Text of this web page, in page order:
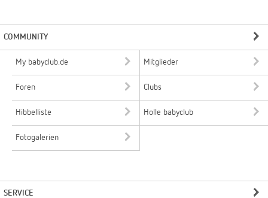
COMMUNITY
My babyclub.de Mitglieder
Foren Clubs
Hibbelliste Holle babyclub
Fotogalerien
SERVICE